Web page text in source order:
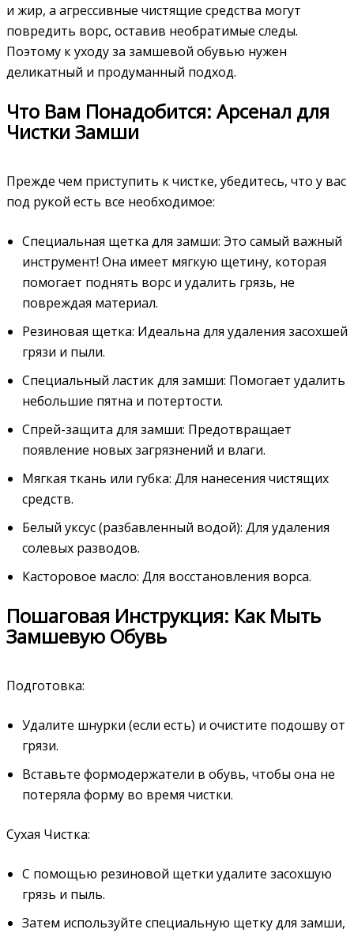
и жир, а агрессивные чистящие средства могут
повредить ворс, оставив необратимые следы.
Поэтому к уходу за замшевой обувью нужен
деликатный и продуманный подход.
Что Вам Понадобится: Арсенал для
Чистки Замши
Прежде чем приступить к чистке, убедитесь, что у вас
под рукой есть все необходимое:
Специальная щетка для замши: Это самый важный
инструмент! Она имеет мягкую щетину, которая
помогает поднять ворс и удалить грязь, не
повреждая материал.
Резиновая щетка: Идеальна для удаления засохшей
грязи и пыли.
Специальный ластик для замши: Помогает удалить
небольшие пятна и потертости.
Спрей-защита для замши: Предотвращает
появление новых загрязнений и влаги.
Мягкая ткань или губка: Для нанесения чистящих
средств.
Белый уксус (разбавленный водой): Для удаления
солевых разводов.
Касторовое масло: Для восстановления ворса.
Пошаговая Инструкция: Как Мыть
Замшевую Обувь
Подготовка:
Удалите шнурки (если есть) и очистите подошву от
грязи.
Вставьте формодержатели в обувь, чтобы она не
потеряла форму во время чистки.
Сухая Чистка:
С помощью резиновой щетки удалите засохшую
грязь и пыль.
Затем используйте специальную щетку для замши,